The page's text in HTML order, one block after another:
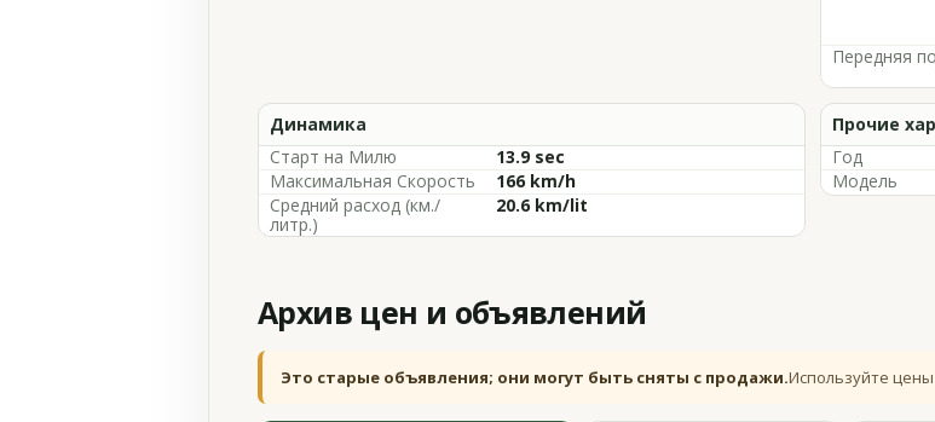
Передняя
Динамика
Старт на Милю
13.9 sec
Максимальная Скорость
166 km/h
Средний расход (км./
литр.)
20.6 km/lit
Прочие
Год
Модель
Архив цен и объявлений
Это старые объявления; они могут быть сняты с продажи.Используйте